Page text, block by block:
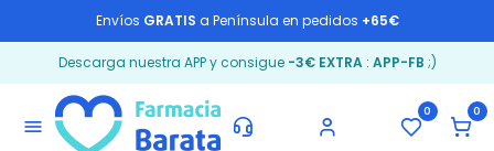
Envíos GRATIS a Península en pedidos +65€
Descarga nuestra APP y consigue -3€ EXTRA: APP-FB ;)
menu
0 0